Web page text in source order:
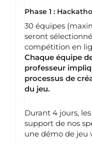
Phase 1 :
30 équipes
seront
compétition en
Chaque équipe
professeur
processus de
du jeu.
Durant 4 jours,
support de nos
une démo de jeu